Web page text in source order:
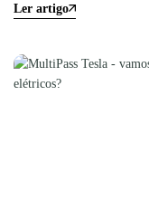
Ler artigo